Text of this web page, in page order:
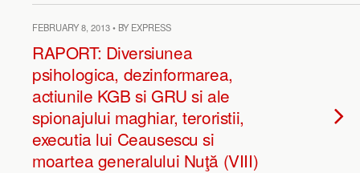
FEBRUARY 8, 2013 • BY EXPRESS
RAPORT: Diversiunea
psihologica, dezinformarea,
actiunile KGB si GRU si ale
spionajului maghiar, teroristii,
executia lui Ceausescu si
moartea generalului Nuţă (VIII)